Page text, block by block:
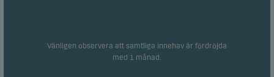
Vänligen observera att samtliga innehav är fördröjda
med 1 månad.